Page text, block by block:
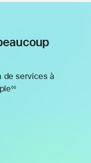
de services à
◊◊